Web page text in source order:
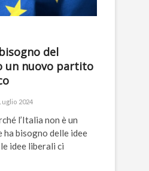
del
un nuovo partito
2024
l’Italia non è un
ha bisogno delle idee
idee liberali ci